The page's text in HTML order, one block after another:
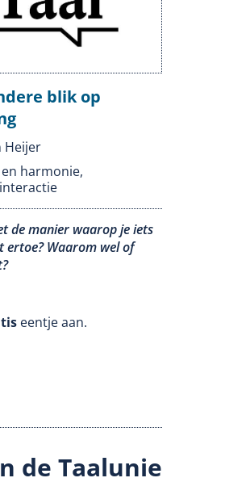
blik op
Heijer
harmonie,
de manier waarop je iets
ertoe? Waarom wel of
eentje aan.
de Taalunie